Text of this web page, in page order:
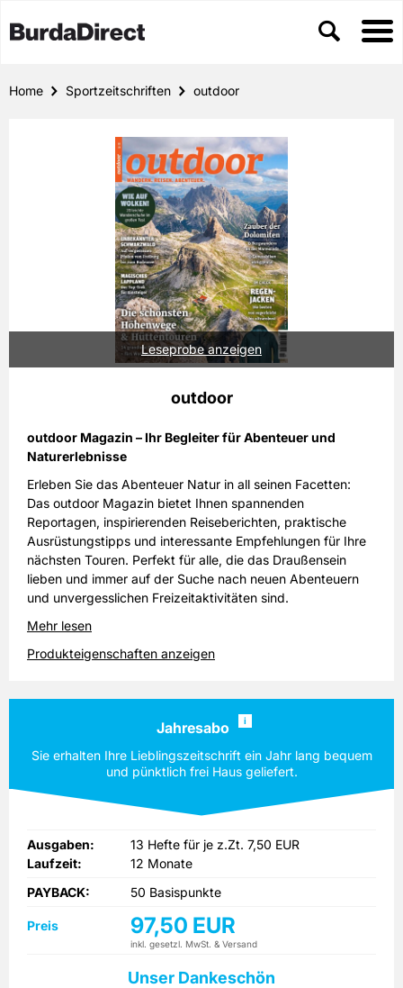
Home Sportzeitschriften outdoor
Leseprobe anzeigen
outdoor
outdoor Magazin – Ihr Begleiter für Abenteuer und
Naturerlebnisse
Erleben Sie das Abenteuer Natur in all seinen Facetten:
Das outdoor Magazin bietet Ihnen spannenden
Reportagen, inspirierenden Reiseberichten, praktische
Ausrüstungstipps und interessante Empfehlungen für Ihre
nächsten Touren. Perfekt für alle, die das Draußensein
lieben und immer auf der Suche nach neuen Abenteuern
und unvergesslichen Freizeitaktivitäten sind.
Mehr lesen
Produkteigenschaften anzeigen
Jahresabo i
Sie erhalten Ihre Lieblingszeitschrift ein Jahr lang bequem
und pünktlich frei Haus geliefert.
Ausgaben:
13 Hefte für je z.Zt. 7,50 EUR
Laufzeit:
12 Monate
PAYBACK:
50 Basispunkte
Preis 97,50 EUR
inkl. gesetzl. MwSt. & Versand
Unser Dankeschön